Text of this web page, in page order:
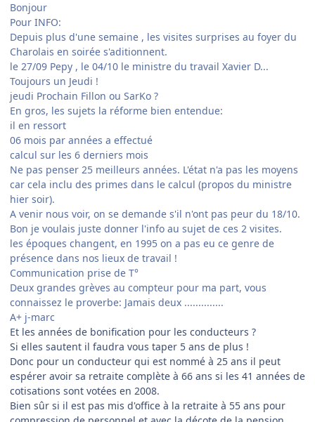
Bonjour
Pour INFO:
Depuis plus d'une semaine , les visites surprises au foyer du
Charolais en soirée s'aditionnent.
le 27/09 Pepy , le 04/10 le ministre du travail Xavier D...
Toujours un Jeudi !
jeudi Prochain Fillon ou SarKo ?
En gros, les sujets la réforme bien entendue:
il en ressort
06 mois par années a effectué
calcul sur les 6 derniers mois
Ne pas penser 25 meilleurs années. L'état n'a pas les moyens
car cela inclu des primes dans le calcul (propos du ministre
hier soir).
A venir nous voir, on se demande s'il n'ont pas peur du 18/10.
Bon je voulais juste donner l'info au sujet de ces 2 visites.
les époques changent, en 1995 on a pas eu ce genre de
présence dans nos lieux de travail !
Communication prise de T°
Deux grandes grèves au compteur pour ma part, vous
connaissez le proverbe: Jamais deux ..............
A+ j-marc
Et les années de bonification pour les conducteurs ?
Si elles sautent il faudra vous taper 5 ans de plus !
Donc pour un conducteur qui est nommé à 25 ans il peut
espérer avoir sa retraite complète à 66 ans si les 41 années de
cotisations sont votées en 2008.
Bien sûr si il est pas mis d'office à la retraite à 55 ans pour